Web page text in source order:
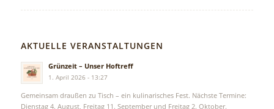
AKTUELLE VERANSTALTUNGEN
Grünzeit – Unser Hoftreff
1. April 2026 - 13:27
Gemeinsam draußen zu Tisch – ein kulinarisches Fest. Nächste Termine:
Dienstag 4. August, Freitag 11. September und Freitag 2. Oktober.